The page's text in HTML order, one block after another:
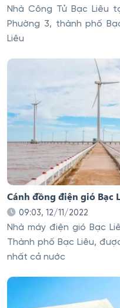
Nhà Công Tử Bạc Liêu
Phường 3, thành phố
Liêu
Cánh đồng điện gió Bạc
09:03, 12/11/2022
Nhà máy điện gió Bạc
Thành phố Bạc Liêu,
nhất cả nước